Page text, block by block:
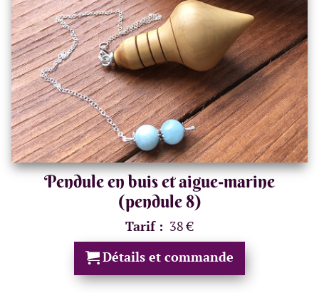
Pendule en buis et aigue-marine
(pendule 8)
Tarif : 38 €
Détails et commande